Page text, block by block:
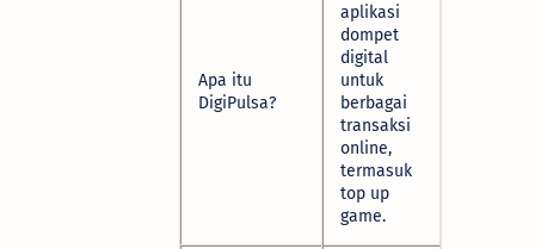
Apa itu
DigiPulsa?
aplikasi
dompet
digital
untuk
berbagai
transaksi
online,
termasuk
top up
game.